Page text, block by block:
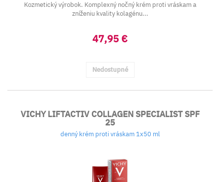
Kozmetický výrobok. Komplexný nočný krém proti vráskam a
zníženiu kvality kolagénu...
47,95 €
Nedostupné
VICHY LIFTACTIV COLLAGEN SPECIALIST SPF
25
denný krém proti vráskam 1x50 ml